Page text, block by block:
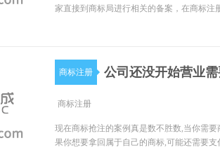
家直接到商标局进行相关的备案，在商标注
商标注册 公司还没开始营业
商标注册
现在商标抢注的案例真是数不胜数,当你需
果你想要拿回属于自己的商标,可能还需要支